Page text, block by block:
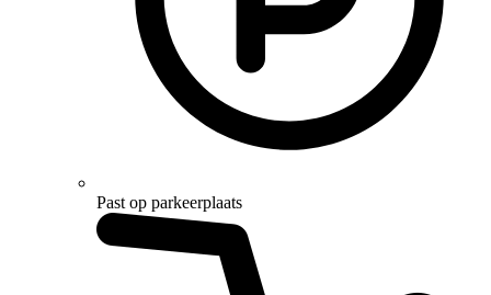
Past op parkeerplaats